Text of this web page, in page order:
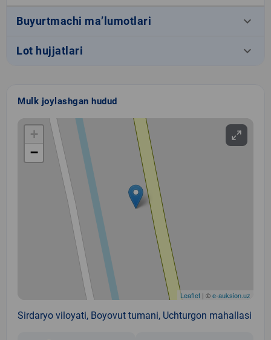
Buyurtmachi ma’lumotlari keyboard_arrow_down
Lot hujjatlari keyboard_arrow_down
Mulk joylashgan hudud
+
−
Leaflet | ©e-auksion.uz
Sirdaryo viloyati, Boyovut tumani, Uchturgon mahallasi